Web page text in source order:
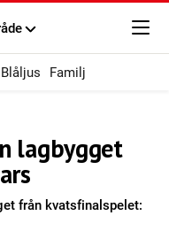
Blåljus Familj
lagbygget
från kvatsfinalspelet: